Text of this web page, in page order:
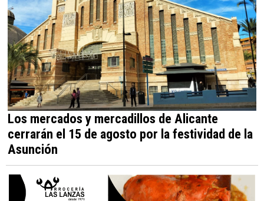
Los mercados y mercadillos de Alicante
cerrarán el 15 de agosto por la festividad de la
Asunción